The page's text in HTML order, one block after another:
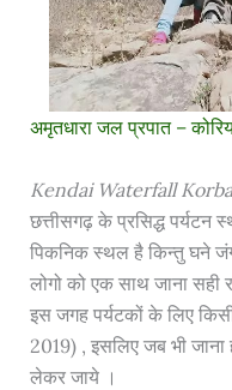
अमृतधारा जल प्रपात –
Kendai Waterfall
छत्तीसगढ़ के प्रसिद्ध
पिकनिक स्थल है किन्तु घने
लोगो को एक साथ जाना सही
इस जगह पर्यटकों के लिए
2019) , इसलिए जब भी
लेकर जाये ।